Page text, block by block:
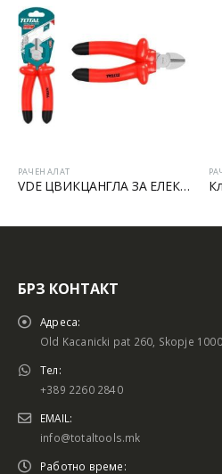
РАЧЕН АЛАТ
VDE ЦВИКЦАНГЛА ЗА ЕЛЕКТРИЧАРИ
БРЗ КОНТАКТ
Адреса:
Old Kacanicki pat 260, Skopje 1000
Тел:
+389 2260 2840
EMAIL:
info@totaltools.mk
Работно време: